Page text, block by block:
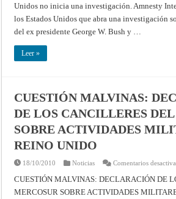
Unidos no inicia una investigación. Amnesty
los Estados Unidos que abra una investigación
del ex presidente George W. Bush y …
Leer »
CUESTIÓN MALVINAS:
DE LOS CANCILLERES
SOBRE ACTIVIDADES
REINO UNIDO
18/10/2010 Noticias Comentarios
CUESTIÓN MALVINAS: DECLARACIÓN DE
MERCOSUR SOBRE ACTIVIDADES